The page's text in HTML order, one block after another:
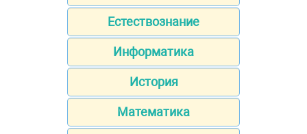
Естествознание
Информатика
История
Математика